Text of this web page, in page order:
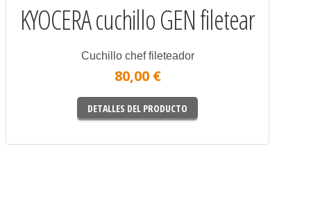
KYOCERA cuchillo GEN filetear
Cuchillo chef fileteador
80,00 €
DETALLES DEL PRODUCTO